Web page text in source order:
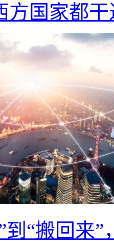
方国家都
到“搬回来